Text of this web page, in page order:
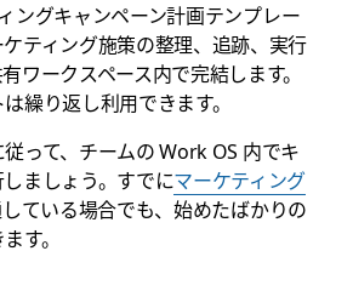
ングキャンペーン計画テンプレー
ケティング施策の整理、追跡、実行
ワークスペース内で完結します。
繰り返し利用できます。
って、チームの Work OS 内でキ
ましょう。すでにマーケティング
ている場合でも、始めたばかりの
す。